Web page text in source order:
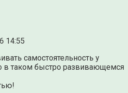
14:55
самостоятельность у
в таком быстро развивающемся